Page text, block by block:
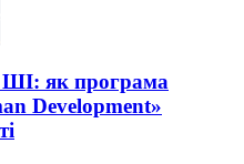
ШІ: як програма
Development»